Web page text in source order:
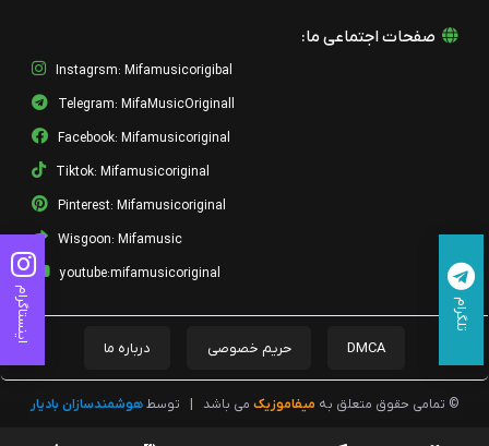
صفحات اجتماعی ما:
Instagrsm: Mifamusicorigibal
Telegram: MifaMusicOriginall
Facebook: Mifamusicoriginal
Tiktok: Mifamusicoriginal
Pinterest: Mifamusicoriginal
Wisgoon: Mifamusic
youtube:mifamusicoriginal
DMCA حریم خصوصی درباره ما
© تمامی حقوق متعلق به میفاموزیک می باشد توسطهوشمندسازان بادیار
اینستاگرام تلگرام